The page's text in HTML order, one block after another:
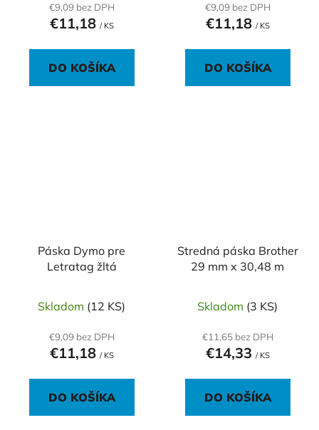
€9,09 bez DPH
€11,18 / KS
DO KOŠÍKA
€9,09 bez DPH
€11,18 / KS
DO KOŠÍKA
Páska Dymo pre
Letratag žltá
Skladom (12 KS)
€9,09 bez DPH
€11,18 / KS
DO KOŠÍKA
Stredná páska Brother
29 mm x 30,48 m
Skladom (3 KS)
€11,65 bez DPH
€14,33 / KS
DO KOŠÍKA